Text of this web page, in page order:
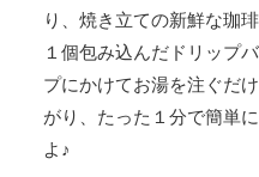
り、焼き立ての新鮮な珈
１個包み込んだドリップ
プにかけてお湯を注ぐだ
がり、たった１分で簡単
よ♪